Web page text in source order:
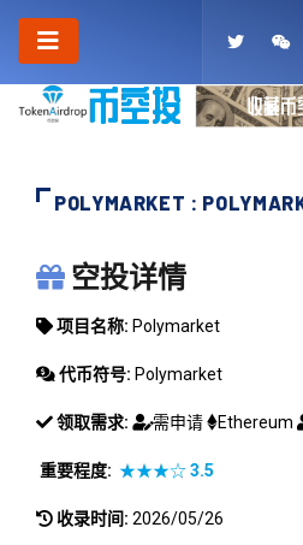
POLYMARKET :
POLYMARKET
空投详情
项目名称: Polymarket
代币符号: Polymarket
领取需求: 需申请 Ethereum
重要程度: ★★★☆3.5
收录时间: 2026/05/26